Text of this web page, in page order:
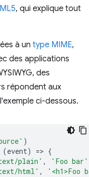
, qui explique tout
à un type MIME,
des applications
des
répondent aux
ci-dessous.
)
(event) => {
plain' , 'Foo bar'
html' ,
'<h1>Foo